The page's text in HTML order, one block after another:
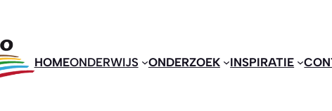
HOMEONDERWIJS ONDERZOEK INSPIRATIE